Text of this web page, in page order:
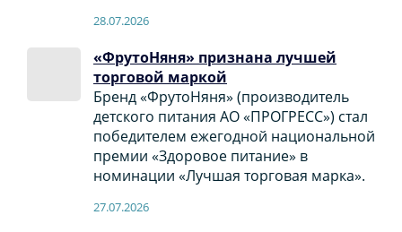
28.07.2026
«ФрутоНяня» признана лучшей
торговой маркой
Бренд «ФрутоНяня» (производитель
детского питания АО «ПРОГРЕСС») стал
победителем ежегодной национальной
премии «Здоровое питание» в
номинации «Лучшая торговая марка».
27.07.2026